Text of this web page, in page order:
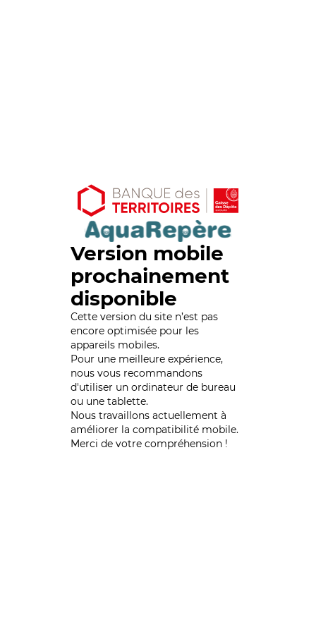
Version mobile
prochainement
disponible
Cette version du site n’est pas
encore optimisée pour les
appareils mobiles.
Pour une meilleure expérience,
nous vous recommandons
d'utiliser un ordinateur de bureau
ou une tablette.
Nous travaillons actuellement à
améliorer la compatibilité mobile.
Merci de votre compréhension !